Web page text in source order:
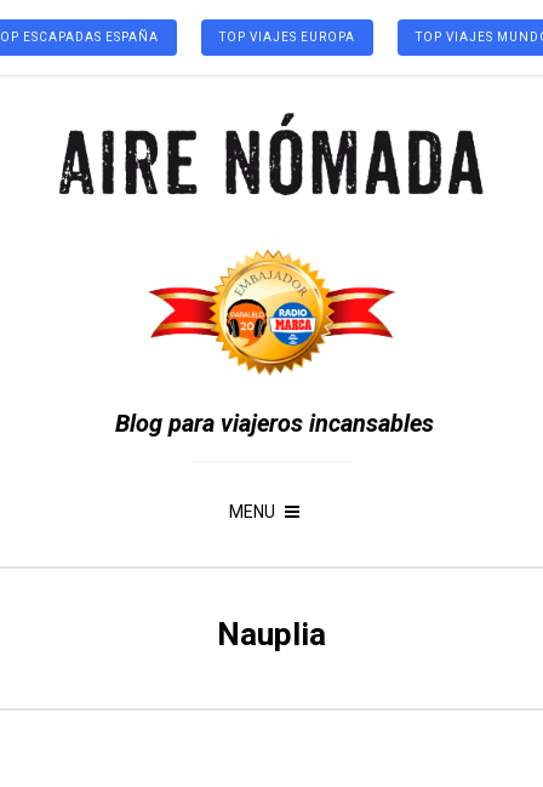
ESCAPADAS ESPAÑA TOP VIAJES EUROPA TOP VIAJES
Blog para viajeros incansables
MENU
Nauplia